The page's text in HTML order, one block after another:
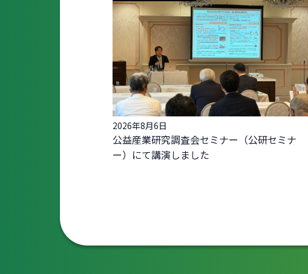
2026年8月6日
公益産業研究調査会セミナー（公研セミナ
ー）にて講演しました